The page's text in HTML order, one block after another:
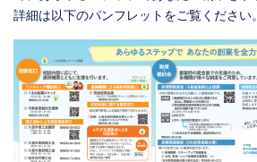
詳細は以下のパンフレットをご覧ください。